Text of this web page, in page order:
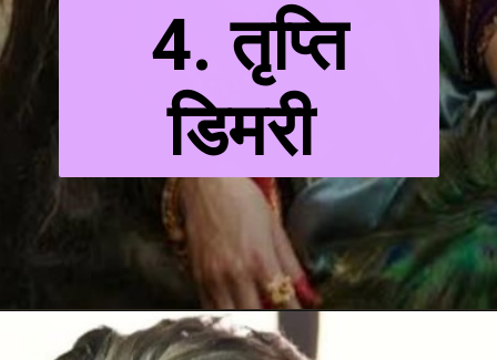
4. तृप्ति
डिमरी